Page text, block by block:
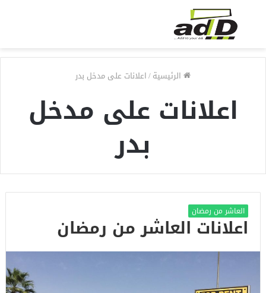
الرئيسية/اعلانات على مدخل بدر
اعلانات على مدخل
بدر
العاشر من رمضان
اعلانات العاشر من رمضان